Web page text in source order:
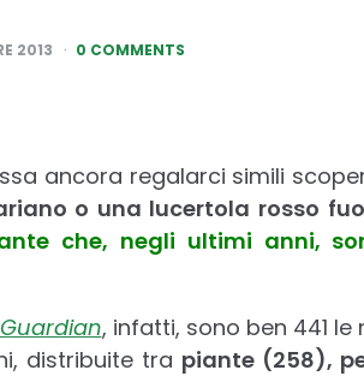
2013 0 COMMENTS
ancora regalarci simili
o una lucertola rosso
che, negli ultimi anni,
Guardian, infatti, sono ben 441
distribuite tra piante (258),